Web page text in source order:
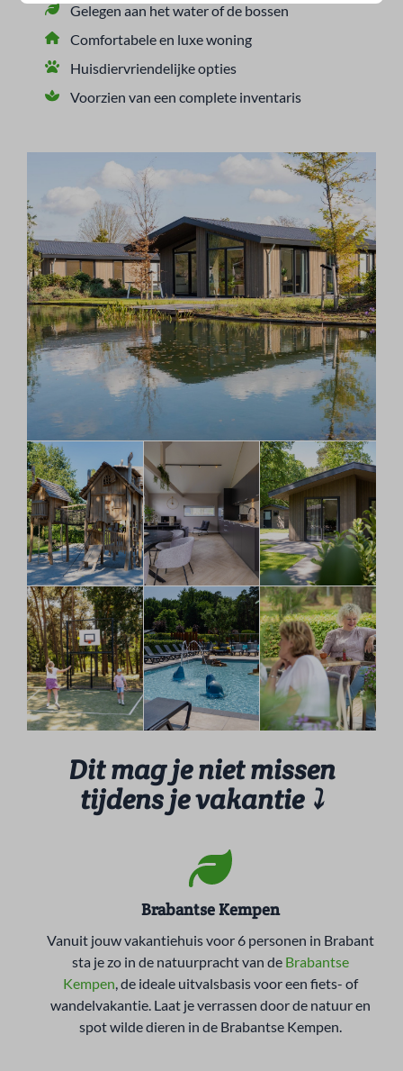
Gelegen aan het water of de bossen
Comfortabele en luxe woning
Huisdiervriendelijke opties
Voorzien van een complete inventaris
Dit mag je niet missen
tijdens je vakantie ⤵
Brabantse Kempen
Vanuit jouw vakantiehuis voor 6 personen in Brabant
sta je zo in de natuurpracht van de Brabantse
Kempen , de ideale uitvalsbasis voor een fiets- of
wandelvakantie. Laat je verrassen door de natuur en
spot wilde dieren in de Brabantse Kempen.